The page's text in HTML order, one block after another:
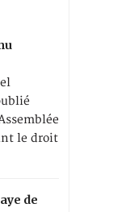
le droit
de